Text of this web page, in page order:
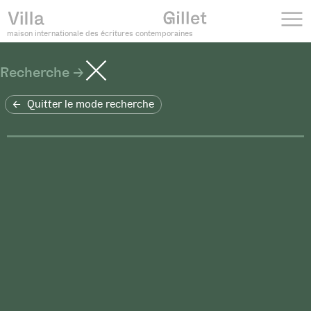
maison internationale des écritures contemporaines
Recherche
Quitter le mode recherche